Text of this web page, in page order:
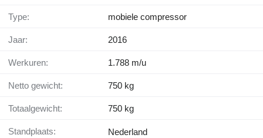
Type: mobiele compressor
Jaar: 2016
Werkuren: 1.788 m/u
Netto gewicht: 750 kg
Totaalgewicht: 750 kg
Standplaats:
Nederland